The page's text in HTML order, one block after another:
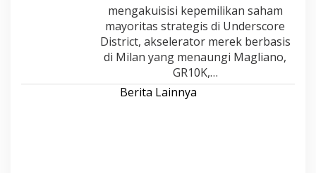
mengakuisisi kepemilikan saham
mayoritas strategis di Underscore
District, akselerator merek berbasis
di Milan yang menaungi Magliano,
GR10K,…
Berita Lainnya